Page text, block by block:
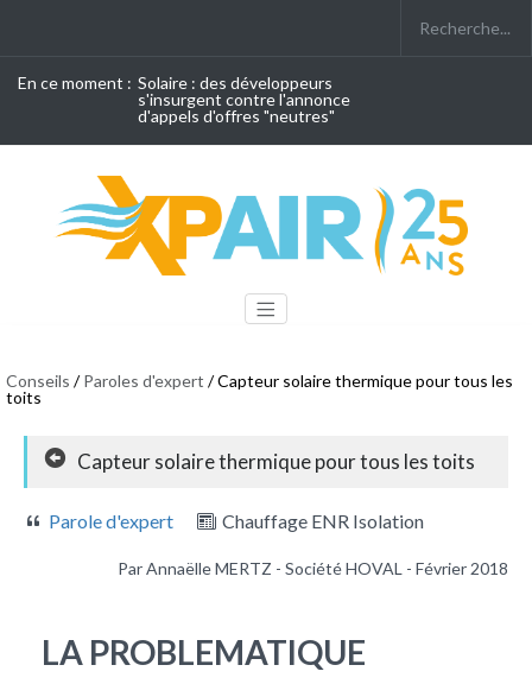
En ce moment : Solaire : des développeurs
s'insurgent contre l'annonce
d'appels d'offres "neutres"
Conseils /Paroles d'expert / Capteur solaire thermique pour tous les
toits
Capteur solaire thermique pour tous les toits
Parole d'expert Chauffage ENR Isolation
Par Annaëlle MERTZ - Société HOVAL - Février 2018
LA PROBLEMATIQUE